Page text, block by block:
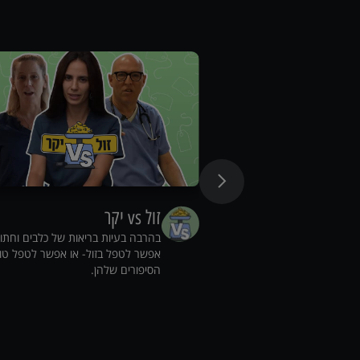
זול vs יקר
בהרבה בעיות בריאות של כלבים
אפשר לטפל בזול- או אפשר לטפל
הסיפורים שלהן.